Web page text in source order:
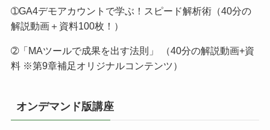
➀GA4デモアカウントで学ぶ！スピード解析術（40分の
解説動画＋資料100枚！）
➁「MAツールで成果を出す法則」 （40分の解説動画+資
料 ※第9章補足オリジナルコンテンツ）
オンデマンド版講座